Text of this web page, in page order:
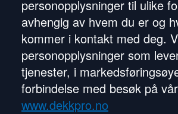
personopplysninger til ulike
avhengig av hvem du er og
kommer i kontakt med deg.
personopplysninger som
tjenester, i
forbindelse med besøk på
www.dekkpro.no